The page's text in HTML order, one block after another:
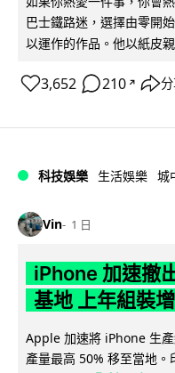
巴士鐵路迷，選擇由零開
以運作的作品。他以紙皮
3,652 210 ↗
科技娛樂 生活娛樂 城
Vin 1 日
iPhone 加速撤
基地 上年組裝
Apple 加速將 iPhone 生
產量最高 50% 移至當地